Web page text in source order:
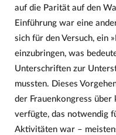
auf die Parität auf den
Einführung war eine
sich für den Versuch, ein
einzubringen, was
Unterschriften zur
mussten. Dieses
der Frauenkongress
verfügte, das notwendig
Aktivitäten war –